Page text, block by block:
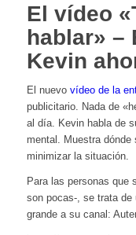
El vídeo
hablar» –
Kevin
El nuevo vídeo de la
publicitario. Nada de
al día. Kevin habla de
mental. Muestra dónde
minimizar la situación.
Para las personas que
son pocas-, se trata de
grande a su canal: